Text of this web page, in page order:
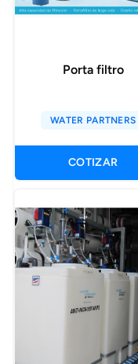
Porta filtro
WATER PARTNERS
COTIZAR